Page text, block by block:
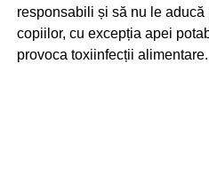
responsabili și să nu le
copiilor, cu excepția apei
provoca toxiinfecții alimentare.